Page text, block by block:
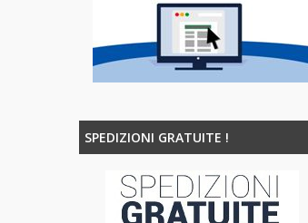
SPEDIZIONI GRATUITE !